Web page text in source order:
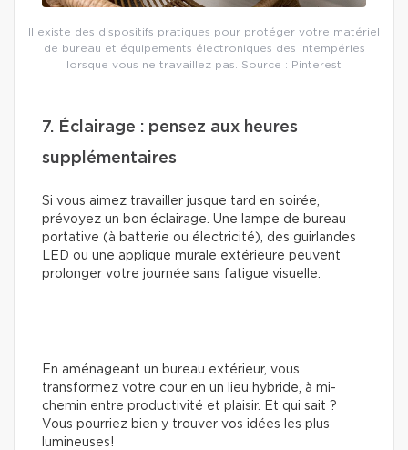
Il existe des dispositifs pratiques pour protéger votre matériel
de bureau et équipements électroniques des intempéries
lorsque vous ne travaillez pas. Source : Pinterest
7. Éclairage : pensez aux heures
supplémentaires
Si vous aimez travailler jusque tard en soirée,
prévoyez un bon éclairage. Une lampe de bureau
portative (à batterie ou électricité), des guirlandes
LED ou une applique murale extérieure peuvent
prolonger votre journée sans fatigue visuelle.
En aménageant un bureau extérieur, vous
transformez votre cour en un lieu hybride, à mi-
chemin entre productivité et plaisir. Et qui sait ?
Vous pourriez bien y trouver vos idées les plus
lumineuses!